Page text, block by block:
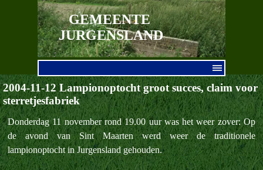
Ga naar de inhoud
GEMEENTE
JURGENSLAND
2004-11-12 Lampionoptocht groot succes, claim voor
sterretjesfabriek
Donderdag 11 november rond 19.00 uur was het weer zover: Op
de avond van Sint Maarten werd weer de traditionele
lampionoptocht in Jurgensland gehouden.